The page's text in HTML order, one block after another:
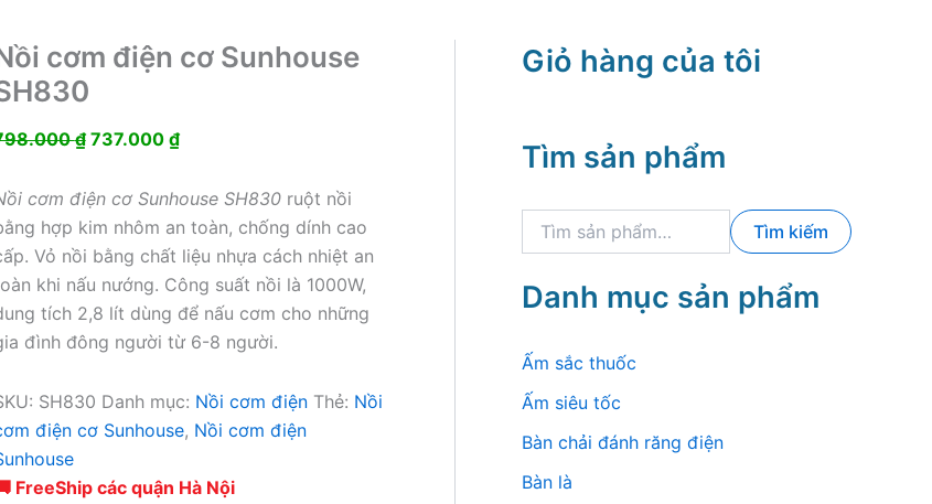
cơm điện cơ Sunhouse
₫ Giá
là:
798.000 ₫.
737.000 ₫Giá
tại
là:
737.000 ₫.
cơm điện cơ Sunhouse SH830ruột nồi
hợp kim nhôm an toàn, chống dính cao
Vỏ nồi bằng chất liệu nhựa cách nhiệt an
khi nấu nướng. Công suất nồi là 1000W,
tích 2,8 lít dùng để nấu cơm cho những
đình đông người từ 6-8 người.
SH830 Danh mục: Nồi cơm điện Thẻ: Nồi
điện cơ Sunhouse, Nồi cơm điện
FreeShip các quận Hà Nội
Giỏ hàng của tôi
Tìm sản phẩm
k
m
:
Tìm kiếm
Danh mục sản phẩm
Ấm sắc thuốc
Ấm siêu tốc
Bàn chải đánh răng điện
Bàn là